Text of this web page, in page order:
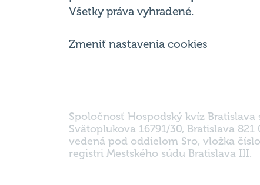
Všetky práva vyhradené.
Zmeniť nastavenia cookies
Spoločnosť Hospodský kvíz Bratislava
Svätoplukova 16791/30, Bratislava 821
vedená pod oddielom Sro, vložka
registri Mestského súdu Bratislava III.